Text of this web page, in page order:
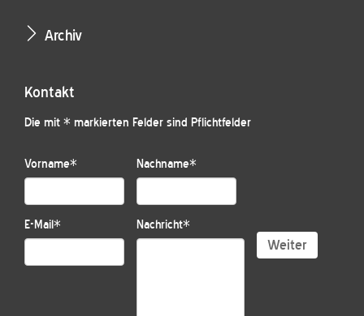
Archiv
Kontakt
Die mit * markierten Felder sind Pflichtfelder
Vorname* Nachname*
E-Mail* Nachricht*
Weiter